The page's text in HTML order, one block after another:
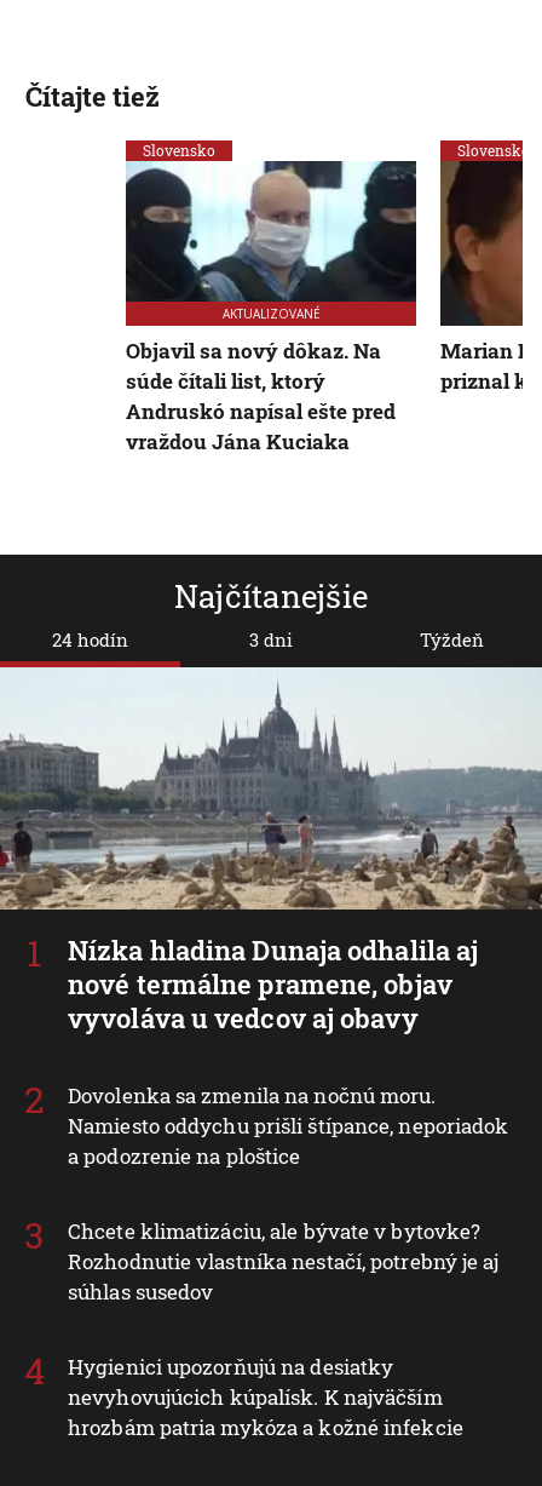
Najčítanejšie
24 hodín
Nízka hladina Dunaja odhalila aj
nové termálne pramene, objav
vyvoláva u vedcov aj obavy
Dovolenka sa zmenila na nočnú moru.
Namiesto oddychu prišli štípance, neporiadok
a podozrenie na ploštice
Chcete klimatizáciu, ale bývate v bytovke?
Rozhodnutie vlastníka nestačí, potrebný je aj
súhlas susedov
Hygienici upozorňujú na desiatky
nevyhovujúcich kúpalísk. K najväčším
hrozbám patria mykóza a kožné infekcie
3 dni Týždeň
Čítajte tiež
Slovensko
AKTUALIZOVANÉ
Objavil sa nový dôkaz. Na
súde čítali list, ktorý
Andruskó napísal ešte pred
vraždou Jána Kuciaka
Slovensko
Marian
priznal k